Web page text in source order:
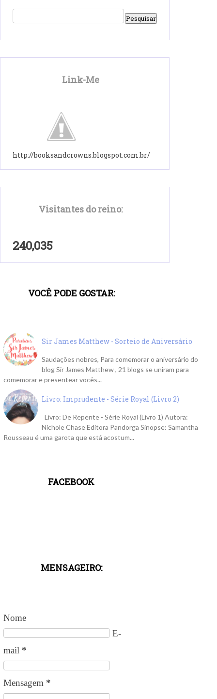
Link-Me
http://booksandcrowns.blogspot.com.br/
Visitantes do reino:
240,035
VOCÊ PODE GOSTAR:
Sir James Matthew - Sorteio de Aniversário
Saudações nobres, Para comemorar o aniversário do
blog Sir James Matthew , 21 blogs se uniram para
comemorar e presentear vocês...
Livro: Imprudente - Série Royal (Livro 2)
Livro: De Repente - Série Royal (Livro 1) Autora:
Nichole Chase Editora Pandorga Sinopse: Samantha
Rousseau é uma garota que está acostum...
FACEBOOK
MENSAGEIRO:
Nome
E-
mail *
Mensagem *